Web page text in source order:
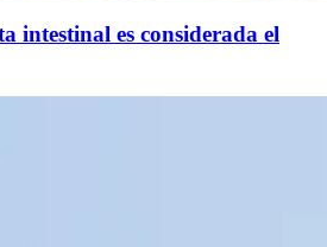
intestinal es considerada el